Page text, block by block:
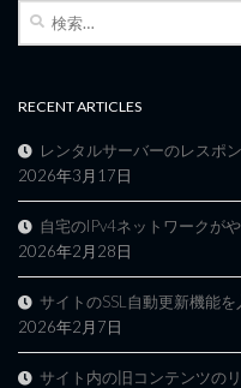
RECENT ARTICLES
レンタルサーバーのレスポ
2026年3月17日
自宅のIPv4ネットワークが
2026年2月28日
サイトのSSL自動更新機能
2026年2月7日
サイト内の旧コンテンツの